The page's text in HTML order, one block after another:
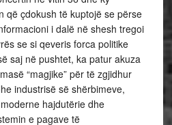
që çdokush të kuptojë se përse
i dalë në shesh tregoi
se si qeveris forca politike
saj në pushtet, ka patur akuza
“magjike” për të zgjidhur
industrisë së shërbimeve,
hajdutërie dhe
e pagave të